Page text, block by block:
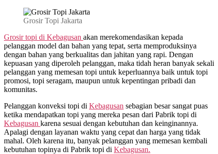
Grosir Topi Jakarta
Grosir topi di Kebagusan akan merekomendasikan kepada
pelanggan model dan bahan yang tepat, serta memproduksinya
dengan bahan yang berkualitas dan jahitan yang rapi. Dengan
kepuasan yang diperoleh pelanggan, maka tidah heran banyak sekali
pelanggan yang memesan topi untuk keperluannya baik untuk topi
promosi, topi seragam, maupun untuk kepentingan pribadi dan
komunitas.
Pelanggan konveksi topi di Kebagusan sebagian besar sangat puas
ketika mendapatkan topi yang mereka pesan dari Pabrik topi di
Kebagusan karena sesuai dengan kebutuhan dan keinginannya.
Apalagi dengan layanan waktu yang cepat dan harga yang tidak
mahal. Oleh karena itu, banyak pelanggan yang memesan kembali
kebutuhan topinya di Pabrik topi di Kebagusan.